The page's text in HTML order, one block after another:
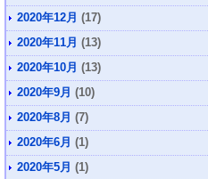
2020年12月 (17)
2020年11月 (13)
2020年10月 (13)
2020年9月 (10)
2020年8月 (7)
2020年6月 (1)
2020年5月 (1)